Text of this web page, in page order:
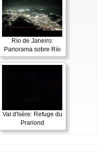
Río de Janeiro:
Panorama sobre Río
Val d'Isère: Refuge du
Prariond